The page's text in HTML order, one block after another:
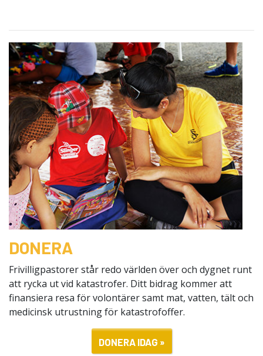
DONERA
Frivilligpastorer står redo världen över och dygnet runt
att rycka ut vid katastrofer. Ditt bidrag kommer att
finansiera resa för volontärer samt mat, vatten, tält och
medicinsk utrustning för katastrofoffer.
DONERA IDAG »